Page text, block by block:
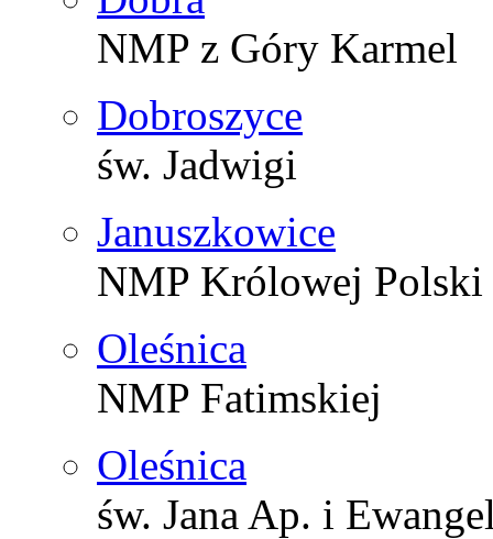
NMP z Góry Karmel
Dobroszyce
św. Jadwigi
Januszkowice
NMP Królowej Polski
Oleśnica
NMP Fatimskiej
Oleśnica
św. Jana Ap. i